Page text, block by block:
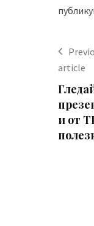
article
и от